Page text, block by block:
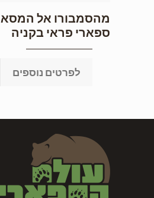
מהסמבורו אל
ספארי פראי בקניה
לפרטים נוספים